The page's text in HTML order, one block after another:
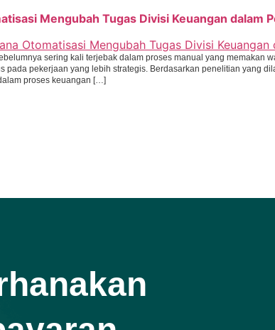
Mengubah Tugas Divisi Keuangan dalam
sering kali terjebak dalam proses manual yang memakan
pada pekerjaan yang lebih strategis. Berdasarkan penelitian yang
proses keuangan […]